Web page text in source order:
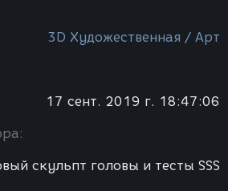
3D Художественная / Арт
17 сент. 2019 г. 18:47:06
скульпт головы и тесты SSS